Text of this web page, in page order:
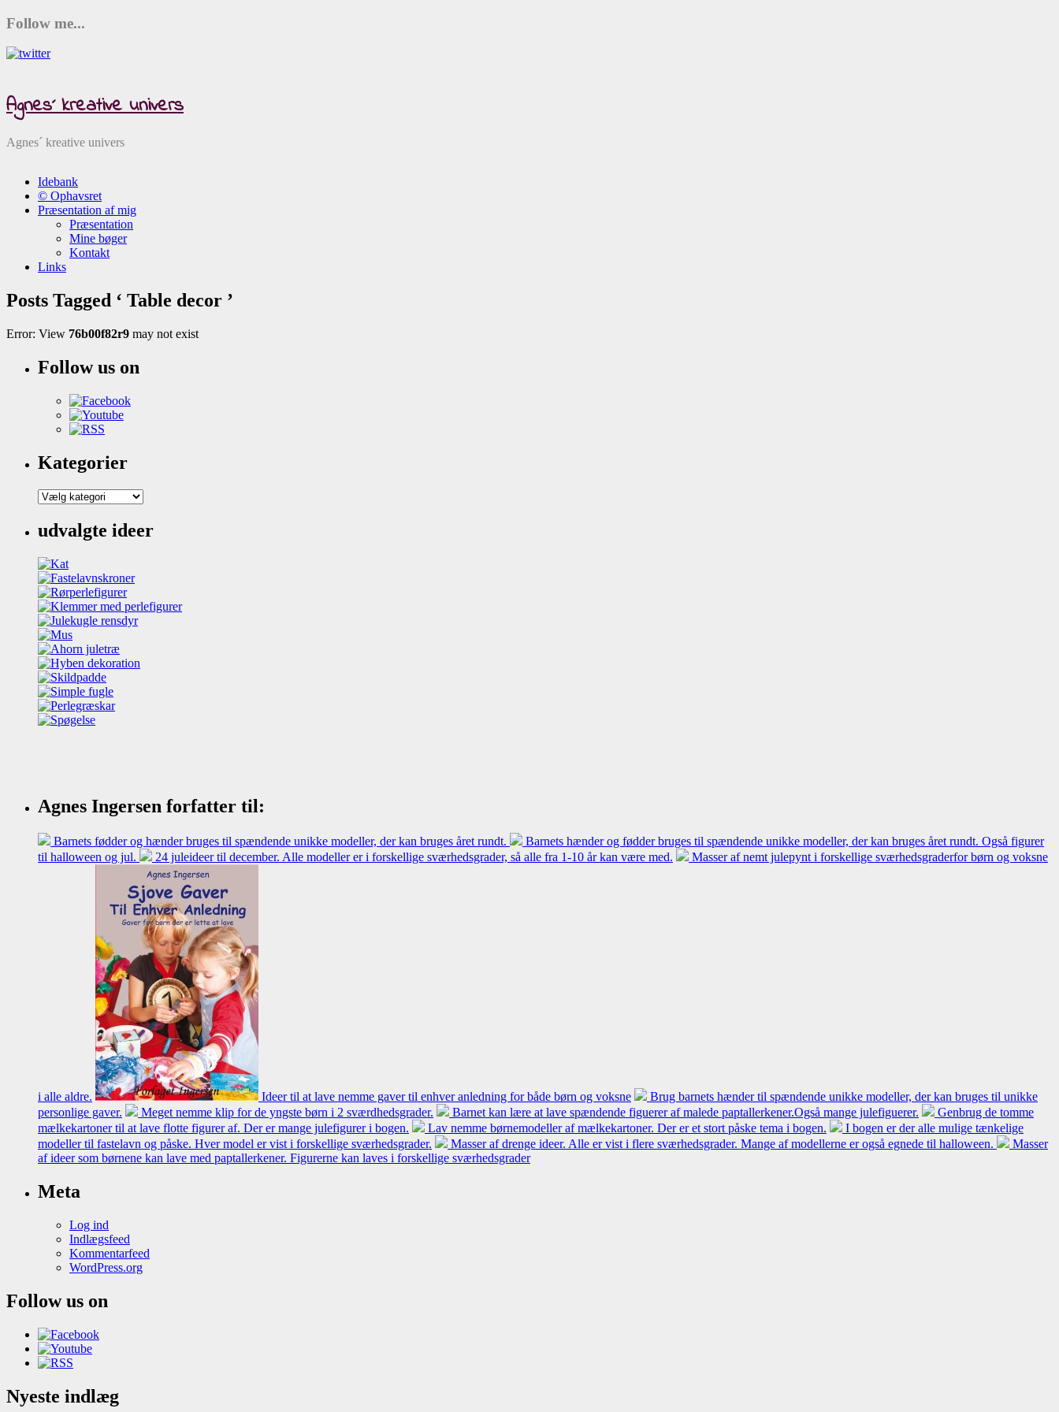
Follow me...
Agnes´ kreative univers
Agnes´ kreative univers
Idebank
© Ophavsret
Præsentation af mig
Præsentation
Mine bøger
Kontakt
Links
Posts Tagged ‘ Table decor ’
Error: View 76b00f82r9 may not exist
Follow us on
Kategorier
Kategorier
udvalgte ideer
Agnes Ingersen forfatter til:
Barnets fødder og hænder bruges til spændende unikke modeller, der kan bruges året rundt.
Barnets hænder og fødder bruges til spændende unikke modeller, der kan bruges året rundt. Også figurer
til halloween og jul.
24 juleideer til december. Alle modeller er i forskellige sværhedsgrader, så alle fra 1-10 år kan være med. Masser af nemt julepynt i forskellige sværhedsgraderfor børn og voksne
i alle aldre. Ideer til at lave nemme gaver til enhver anledning for både børn og voksne
Brug barnets hænder til spændende unikke modeller, der kan bruges til unikke
personlige gaver.
Meget nemme klip for de yngste børn i 2 sværdhedsgrader. Barnet kan lære at lave spændende figuerer af malede paptallerkener.Også mange julefiguerer.
Genbrug de tomme
mælkekartoner til at lave flotte figurer af. Der er mange julefigurer i bogen.
Lav nemme børnemodeller af mælkekartoner. Der er et stort påske tema i bogen.
I bogen er der alle mulige tænkelige
modeller til fastelavn og påske. Hver model er vist i forskellige sværhedsgrader.
Masser af drenge ideer. Alle er vist i flere sværhedsgrader. Mange af modellerne er også egnede til halloween.
Masser
af ideer som børnene kan lave med paptallerkener. Figurerne kan laves i forskellige sværhedsgrader
Meta
Log ind
Indlægsfeed
Kommentarfeed
WordPress.org
Follow us on
Nyeste indlæg